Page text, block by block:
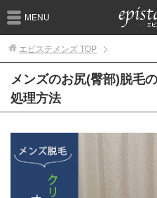
MENU
エピステメンズ TOP
メンズのお尻(臀部)脱毛
処理方法